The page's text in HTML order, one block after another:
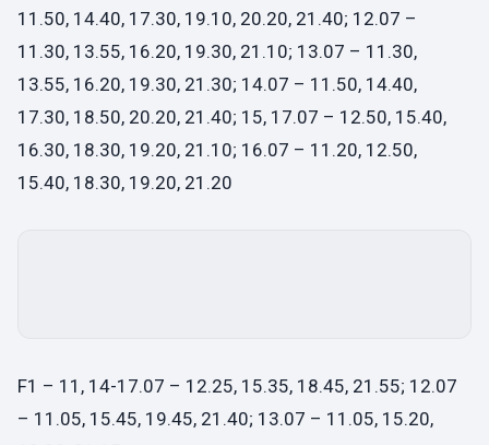
11.50, 14.40, 17.30, 19.10, 20.20, 21.40; 12.07 –
11.30, 13.55, 16.20, 19.30, 21.10; 13.07 – 11.30,
13.55, 16.20, 19.30, 21.30; 14.07 – 11.50, 14.40,
17.30, 18.50, 20.20, 21.40; 15, 17.07 – 12.50, 15.40,
16.30, 18.30, 19.20, 21.10; 16.07 – 11.20, 12.50,
15.40, 18.30, 19.20, 21.20
F1 – 11, 14-17.07 – 12.25, 15.35, 18.45, 21.55; 12.07
– 11.05, 15.45, 19.45, 21.40; 13.07 – 11.05, 15.20,